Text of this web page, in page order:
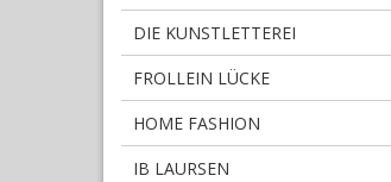
DIE KUNSTLETTEREI
FROLLEIN LÜCKE
HOME FASHION
IB LAURSEN